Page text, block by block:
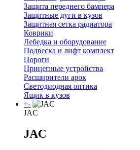
Защита переднего бампера
Защитные дуги в кузов
Защитная сетка радиатора
Коврики
Лебедка и оборудование
Подвеска и лифт комплект
Пороги
Прицепные устройства
Расширители арок
Светодиодная оптика
Ящик в кузов
+-
JAC
JAC